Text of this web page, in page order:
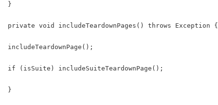
}
private void includeTeardownPages() throws Exception {
includeTeardownPage();
if (isSuite) includeSuiteTeardownPage();
}